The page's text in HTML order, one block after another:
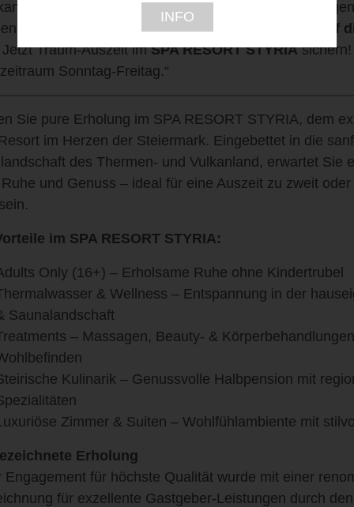
Entspannung im heilenden Thermalwasser,
& exklusiv für Vorteilswelt-Mitglieder
-15 % auf
Traum-Auszeit imSPA RESORT STYRIAsichern!
Sonntag-Freitag.“
Sie pure Erholung im SPA RESORT STYRIA, dem
im Herzen der Steiermark. Eingebettet in die
des Thermen- und Vulkanland, erwartet Sie
und Genuss – ideal für eine Auszeit zu zweit
im SPA RESORT STYRIA:
Only (16+) – Erholsame Ruhe ohne Kindertrubel
& Wellness – Entspannung in der
Saunalandschaft
– Massagen, Beauty- &
Kulinarik – Genussvolle Halbpension mit
Zimmer & Suiten – Wohlfühlambiente mit
Erholung
Engagement für höchste Qualität wurde mit einer
für exzellente Gastgeber-Leistungen durch
INFO